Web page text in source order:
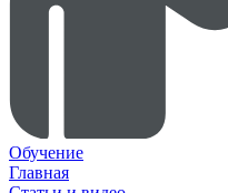
Обучение
Главная